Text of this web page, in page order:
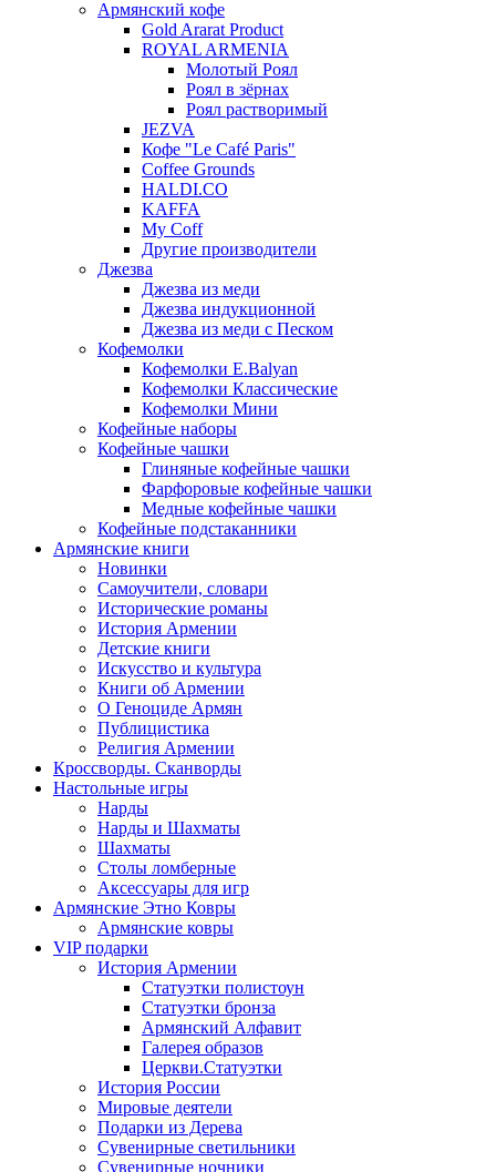
Армянский кофе
Gold Ararat Product
ROYAL ARMENIA
Молотый Роял
Роял в зёрнах
Роял растворимый
JEZVA
Кофе "Le Café Paris"
Coffee Grounds
HALDI.CO
KAFFA
My Coff
Другие производители
Джезва
Джезва из меди
Джезва индукционной
Джезва из меди с Песком
Кофемолки
Кофемолки E.Balyan
Кофемолки Классические
Кофемолки Мини
Кофейные наборы
Кофейные чашки
Глиняные кофейные чашки
Фарфоровые кофейные чашки
Медные кофейные чашки
Кофейные подстаканники
Армянские книги
Новинки
Самоучители, словари
Исторические романы
История Армении
Детские книги
Иcкусство и культура
Книги об Армении
О Геноциде Армян
Публицистика
Религия Армении
Кроссворды. Сканворды
Настольные игры
Нарды
Нарды и Шахматы
Шахматы
Столы ломберные
Аксессуары для игр
Армянские Этно Ковры
Армянские ковры
VIP подарки
История Армении
Статуэтки полистоун
Статуэтки бронза
Армянский Алфавит
Галерея образов
Церкви.Статуэтки
История России
Мировые деятели
Подарки из Дерева
Сувенирные светильники
Сувенирные ночники